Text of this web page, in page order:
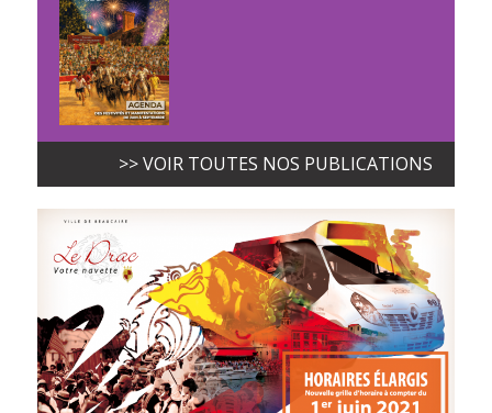
>> VOIR TOUTES NOS PUBLICATIONS